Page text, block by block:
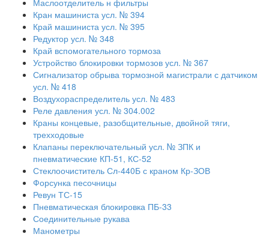
Маслоотделитель н фильтры
Кран машиниста усл. № 394
Край машиниста усл. № 395
Редуктор усл. № 348
Край вспомогательного тормоза
Устройство блокировки тормозов усл. № 367
Сигнализатор обрыва тормозной магистрали с датчиком
усл. № 418
Воздухораспределитель усл. № 483
Реле давления усл. № 304.002
Краны концевые, разобщительные, двойной тяги,
трехходовые
Клапаны переключательный усл. № ЗПК и
пневматические КП-51, КС-52
Стеклоочиститель Сл-440Б с краном Кр-ЗОВ
Форсунка песочницы
Ревун ТС-15
Пневматическая блокировка ПБ-33
Соединительные рукава
Манометры